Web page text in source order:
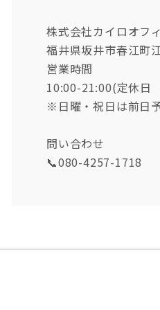
株式会社カイロオフ
福井県坂井市春江町
営業時間
10:00-21:00(定休日
※日曜・祝日は前日
問い合わせ
📞080-4257-1718